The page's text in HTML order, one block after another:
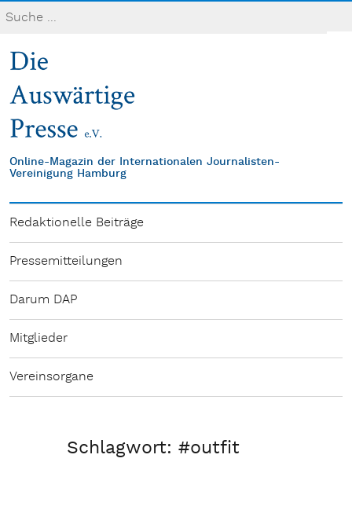
Online-Magazin der Internationalen Journalisten-
Vereinigung Hamburg
Redaktionelle Beiträge
Pressemitteilungen
Darum DAP
Mitglieder
Vereinsorgane
Schlagwort:#outfit